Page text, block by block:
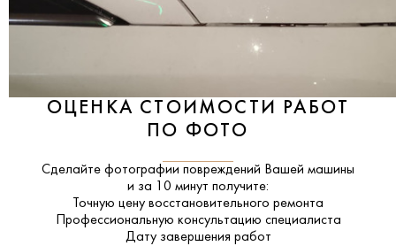
ОЦЕНКА СТОИМОСТИ РАБОТ
ПО ФОТО
Сделайте фотографии повреждений Вашей машины
и за 10 минут получите:
Точную цену восстановительного ремонта
Профессиональную консультацию специалиста
Дату завершения работ